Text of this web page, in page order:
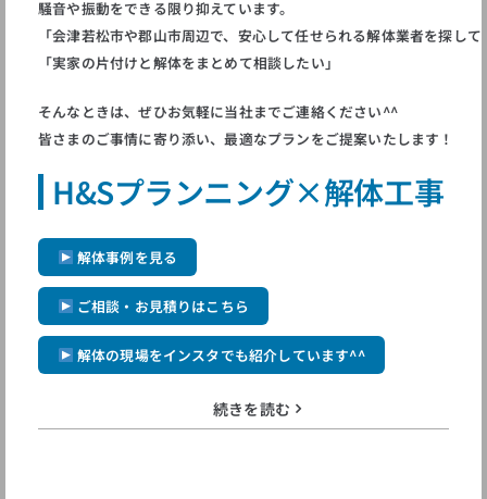
騒音や振動をできる限り抑えています。
「会津若松市や郡山市周辺で、安心して任せられる解体業者を探して
「実家の片付けと解体をまとめて相談したい」
そんなときは、ぜひお気軽に当社までご連絡ください^^
皆さまのご事情に寄り添い、最適なプランをご提案いたします！
H&Sプランニング×解体工事
解体事例を見る
ご相談・お見積りはこちら
解体の現場をインスタでも紹介しています^^
続きを読む